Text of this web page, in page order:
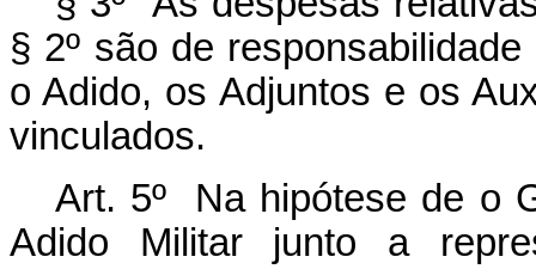
§ 2º são de
o Adido, os Adjuntos e os
vinculados.
Art. 5º Na hipótese de o
Adido Militar junto a